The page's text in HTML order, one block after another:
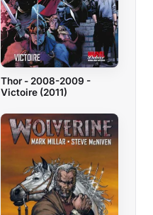
Thor - 2008-2009 -
Victoire (2011)